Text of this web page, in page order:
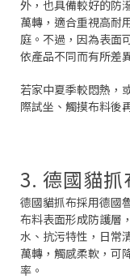
外，也具備較好的防
萬轉，適合重視高耐
庭。不過，因為表面
依產品不同而有所差
若家中夏季較悶熱，
際試坐、觸摸布料後
3. 德國貓抓
德國貓抓布採用德國
布料表面形成防護層
水、抗污特性，日常
萬轉，觸感柔軟，可
率。